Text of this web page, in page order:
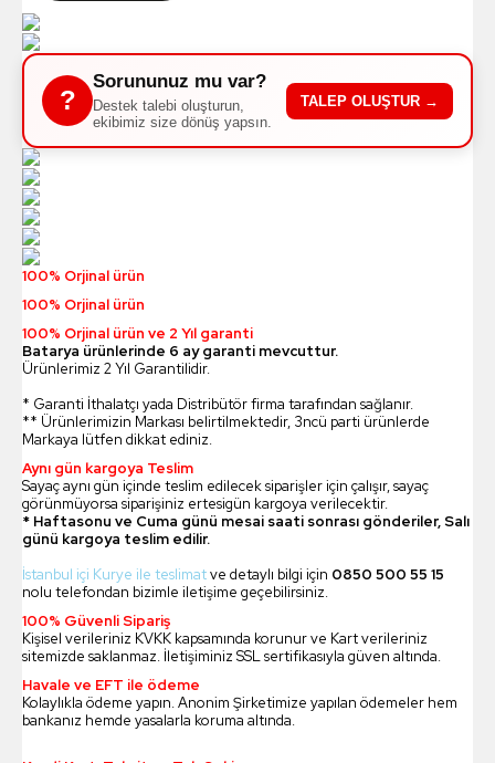
?
Sorununuz mu var?
Destek talebi oluşturun,
ekibimiz size dönüş yapsın.
TALEP OLUŞTUR →
100% Orjinal ürün
100% Orjinal ürün
100% Orjinal ürün ve 2 Yıl garanti
Batarya ürünlerinde 6 ay garanti mevcuttur.
Ürünlerimiz 2 Yıl Garantilidir.
* Garanti İthalatçı yada Distribütör firma tarafından sağlanır.
** Ürünlerimizin Markası belirtilmektedir, 3ncü parti ürünlerde
Markaya lütfen dikkat ediniz.
Aynı gün kargoya Teslim
Sayaç aynı gün içinde teslim edilecek siparişler için çalışır, sayaç
görünmüyorsa siparişiniz ertesigün kargoya verilecektir.
* Haftasonu ve Cuma günü mesai saati sonrası gönderiler, Salı
günü kargoya teslim edilir.
İstanbul içi Kurye ile teslimatve detaylı bilgi için 0850 500 55 15
nolu telefondan bizimle iletişime geçebilirsiniz.
100% Güvenli Sipariş
Kişisel verileriniz KVKK kapsamında korunur ve Kart verileriniz
sitemizde saklanmaz. İletişiminiz SSL sertifikasıyla güven altında.
Havale ve EFT ile ödeme
Kolaylıkla ödeme yapın. Anonim Şirketimize yapılan ödemeler hem
bankanız hemde yasalarla koruma altında.